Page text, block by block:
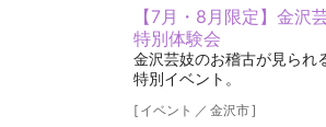
【7月・8月限定】金沢
特別体験会
金沢芸妓のお稽古が見られ
特別イベント。
[ イベント ／ 金沢市]